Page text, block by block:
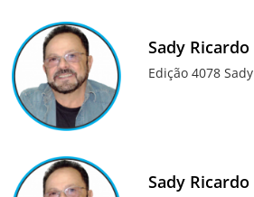
Sady Ricardo
Edição 4078 Sady
Sady Ricardo